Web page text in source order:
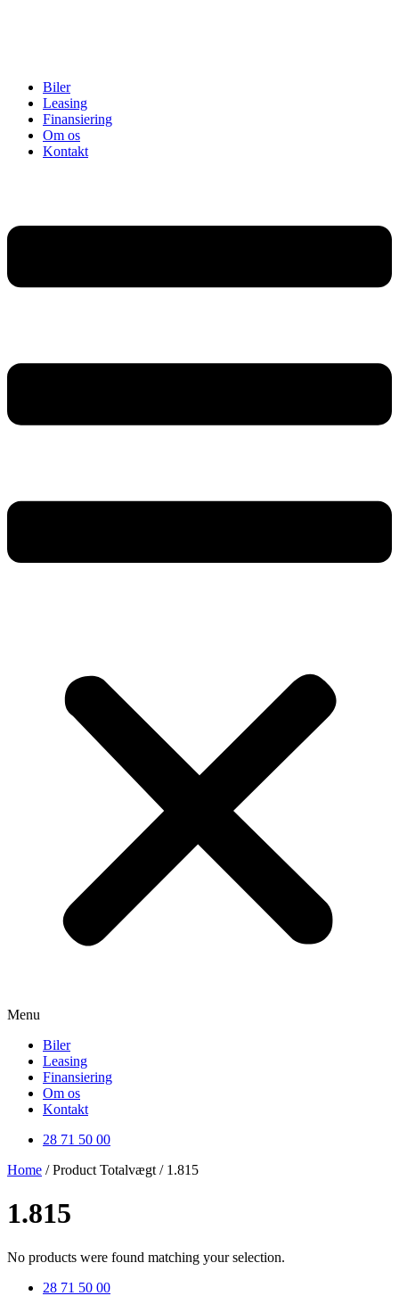
Biler
Leasing
Finansiering
Om os
Kontakt
Menu
Biler
Leasing
Finansiering
Om os
Kontakt
28 71 50 00
Home / Product Totalvægt / 1.815
1.815
No products were found matching your selection.
28 71 50 00